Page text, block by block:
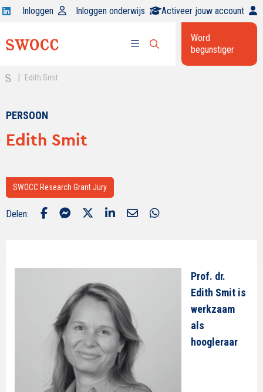
Open
op
Inloggen Inloggen onderwijs Activeer jouw account
Open
zoekbalk
Word
begunstiger
Edith Smit
PERSOON
Edith Smit
SWOCC Research Grant Jury
Delen:
Prof. dr.
Edith Smit is
werkzaam
als
hoogleraar